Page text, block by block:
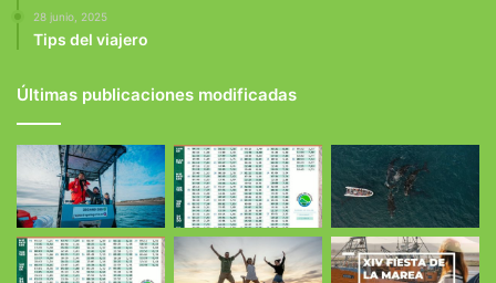
28 junio, 2025
Tips del viajero
Últimas publicaciones modificadas